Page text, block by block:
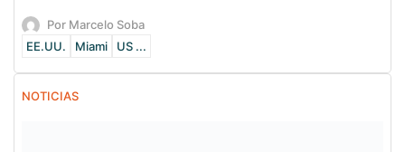
Por Marcelo Soba
EE.UU.
Miami US ...
NOTICIAS